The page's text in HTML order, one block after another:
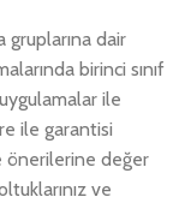
gruplarına dair
birinci sınıf
ile
ile garantisi
önerilerine değer
ve